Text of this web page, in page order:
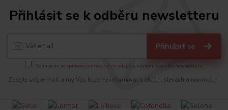
Přihlásit se k odběru newsletteru
Přihlásit se
Souhlasím se zpracováním osobních údajů za účelem rozesílky newsletteru.
Zadejte svůj e-mail a my Vás budeme informovat o akcích, slevách a novinkách.